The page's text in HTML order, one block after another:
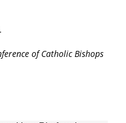
of Catholic Bishops